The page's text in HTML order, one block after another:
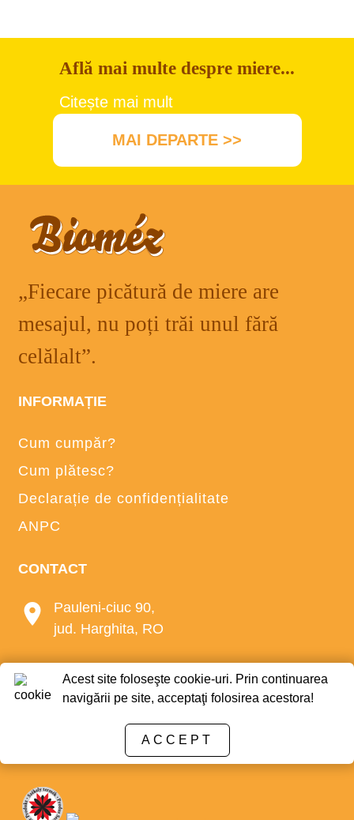
Află mai multe despre miere...
Citește mai mult
MAI DEPARTE >>
„Fiecare picătură de miere are
mesajul, nu poți trăi unul fără
celălalt”.
INFORMAȚIE
Cum cumpăr?
Cum plătesc?
Declarație de confidențialitate
ANPC
CONTACT
Pauleni-ciuc 90,
jud. Harghita, RO
+40 723 972 804
Acest site foloseşte cookie-uri. Prin continuarea
navigării pe site, acceptaţi folosirea acestora!
ACCEPT